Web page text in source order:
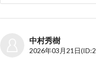
中村秀樹
2026年03月21日